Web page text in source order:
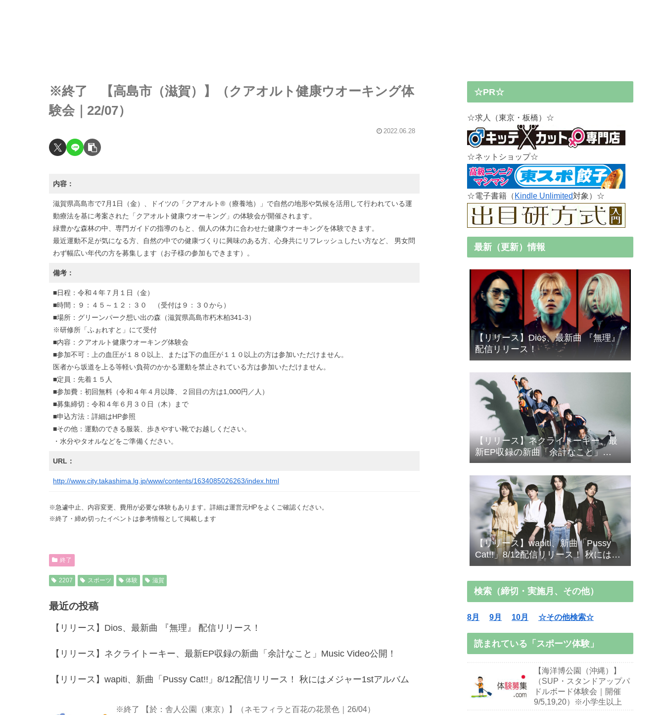
※終了 【高島市（滋賀）】（クアオルト健康ウオーキング体
験会｜22/07）
2022.06.28
内容：
滋賀県高島市で7月1日（金）、ドイツの「クアオルト®（療養地）」で自然の地形や気候を活用して行われている運
動療法を基に考案された「クアオルト健康ウオーキング」の体験会が開催されます。
緑豊かな森林の中、専門ガイドの指導のもと、個人の体力に合わせた健康ウオーキングを体験できます。
最近運動不足が気になる方、自然の中での健康づくりに興味のある方、心身共にリフレッシュしたい方など、 男女問
わず幅広い年代の方を募集します（お子様の参加もできます）。
備考：
■日程：令和４年７月１日（金）
■時間：９：４５～１２：３０ （受付は９：３０から）
■場所：グリーンパーク想い出の森（滋賀県高島市朽木柏341-3）
※研修所「ふぉれすと」にて受付
■内容：クアオルト健康ウオーキング体験会
■参加不可：上の血圧が１８０以上、または下の血圧が１１０以上の方は参加いただけません。
医者から坂道を上る等軽い負荷のかかる運動を禁止されている方は参加いただけません。
■定員：先着１５人
■参加費：初回無料（令和４年４月以降、２回目の方は1,000円／人）
■募集締切：令和４年６月３０日（木）まで
■申込方法：詳細はHP参照
■その他：運動のできる服装、歩きやすい靴でお越しください。
・水分やタオルなどをご準備ください。
URL：
http://www.city.takashima.lg.jp/www/contents/1634085026263/index.html
※急遽中止、内容変更、費用が必要な体験もあります。詳細は運営元HPをよくご確認ください。
※終了・締め切ったイベントは参考情報として掲載します
終了
2207 スポーツ 体験 滋賀
最近の投稿
【リリース】Dios、最新曲 『無理』 配信リリース！
【リリース】ネクライトーキー、最新EP収録の新曲「余計なこと」Music Video公開！
【リリース】wapiti、新曲「Pussy Cat!!」8/12配信リリース！ 秋にはメジャー1stアルバム
※終了 【於：舎人公園（東京）】（ネモフィラと百花の花景色｜26/04）
☆PR☆
☆求人（東京・板橋）☆
☆ネットショップ☆
☆電子書籍（Kindle Unlimited対象）☆
最新（更新）情報
【リリース】Dios、最新曲 『無理』
配信リリース！
【リリース】ネクライトーキー、最
新EP収録の新曲「余計なこと」
Music Video公開！
【リリース】wapiti、新曲「Pussy
Cat!!」8/12配信リリース！ 秋にはメ
ジャー1stアルバム
検索（締切・実施月、その他）
8月 9月 10月 ☆その他検索☆
読まれている「スポーツ体験」
【海洋博公園（沖縄）】
（SUP・スタンドアップパ
ドルボード体験会｜開催
9/5,19,20）※小学生以上